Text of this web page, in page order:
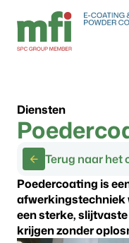
Terug naar het
Diensten
Poedercoating is
afwerkingstechniek
een sterke,
krijgen zonder